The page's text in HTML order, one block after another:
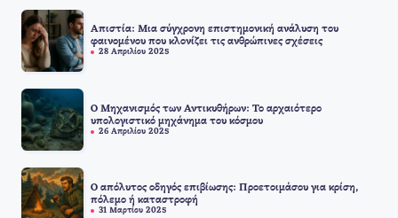
Απιστία: Μια σύγχρονη επιστημονική ανάλυση του
φαινομένου που κλονίζει τις ανθρώπινες σχέσεις
28 Απριλίου 2025
Ο Μηχανισμός των Αντικυθήρων: Το αρχαιότερο
υπολογιστικό μηχάνημα του κόσμου
26 Απριλίου 2025
Ο απόλυτος οδηγός επιβίωσης: Προετοιμάσου για κρίση,
πόλεμο ή καταστροφή
31 Μαρτίου 2025